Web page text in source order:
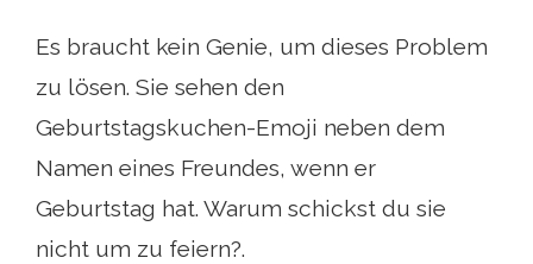
Es braucht kein Genie, um dieses Problem
zu lösen. Sie sehen den
Geburtstagskuchen-Emoji neben dem
Namen eines Freundes, wenn er
Geburtstag hat. Warum schickst du sie
nicht um zu feiern?.